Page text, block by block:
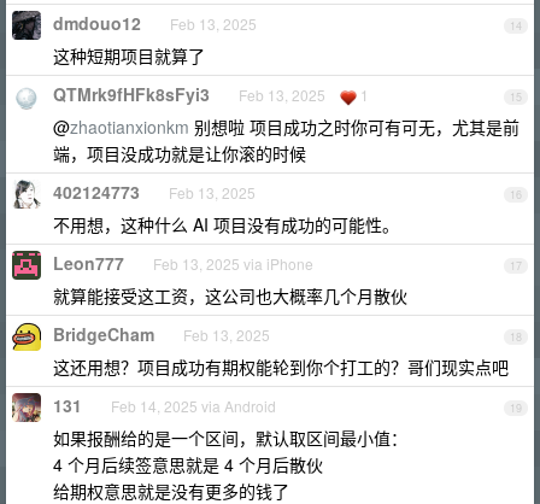
14
dmdouo12 Feb 13, 2025
这种短期项目就算了
15
QTMrk9fHFk8sFyi3 Feb 13, 2025 1
@zhaotianxionkm 别想啦 项目成功之时你可有可无，尤其是前
端，项目没成功就是让你滚的时候
16
402124773 Feb 13, 2025
不用想，这种什么 AI 项目没有成功的可能性。
17
Leon777 Feb 13, 2025 via iPhone
就算能接受这工资，这公司也大概率几个月散伙
18
BridgeCham Feb 13, 2025
这还用想？项目成功有期权能轮到你个打工的？哥们现实点吧
19
131 Feb 14, 2025 via Android
如果报酬给的是一个区间，默认取区间最小值：
4 个月后续签意思就是 4 个月后散伙
给期权意思就是没有更多的钱了